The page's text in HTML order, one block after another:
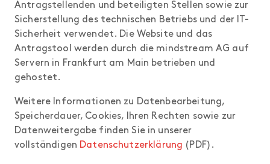
Antragstellenden und beteiligten Stellen sowie zur
Sicherstellung des technischen Betriebs und der IT-
Sicherheit verwendet. Die Website und das
Antragstool werden durch die mindstream AG auf
Servern in Frankfurt am Main betrieben und
gehostet.
Weitere Informationen zu Datenbearbeitung,
Speicherdauer, Cookies, Ihren Rechten sowie zur
Datenweitergabe finden Sie in unserer
vollständigen Datenschutzerklärung (PDF).